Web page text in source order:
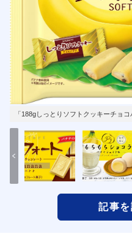
「188gしっとりソフトクッキーチョ
記事を